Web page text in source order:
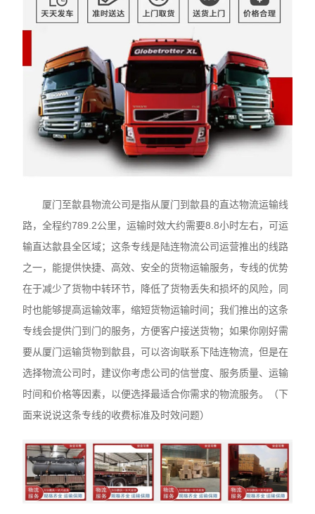
厦门至歙县物流公司是指从厦门到歙县的直达物流运输线
路，全程约789.2公里，运输时效大约需要8.8小时左右，可运
输直达歙县全区域；这条专线是陆连物流公司运营推出的线路
之一，能提供快捷、高效、安全的货物运输服务，专线的优势
在于减少了货物中转环节，降低了货物丢失和损坏的风险，同
时也能够提高运输效率，缩短货物运输时间；我们推出的这条
专线会提供门到门的服务，方便客户接送货物；如果你刚好需
要从厦门运输货物到歙县，可以咨询联系下陆连物流，但是在
选择物流公司时，建议你考虑公司的信誉度、服务质量、运输
时间和价格等因素，以便选择最适合你需求的物流服务。（下
面来说说这条专线的收费标准及时效问题）